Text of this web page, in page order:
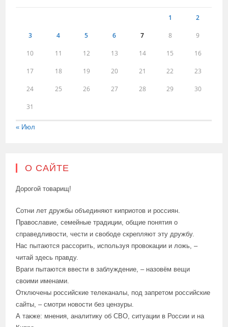
1 2
3 4 5 6 7 8 9
10 11 12 13 14 15 16
17 18 19 20 21 22 23
24 25 26 27 28 29 30
31
« Июл
О САЙТЕ
Дорогой товарищ!
Сотни лет дружбы объединяют киприотов и россиян.
Православие, семейные традиции, общие понятия о
справедливости, чести и свободе скрепляют эту дружбу.
Нас пытаются рассорить, используя провокации и ложь, –
читай здесь правду.
Враги пытаются ввести в заблуждение, – назовём вещи
своими именами.
Отключены российские телеканалы, под запретом российские
сайты, – смотри новости без цензуры.
А также: мнения, аналитику об СВО, ситуации в России и на